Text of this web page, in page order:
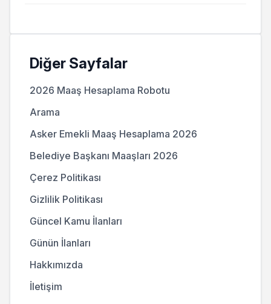
Diğer Sayfalar
2026 Maaş Hesaplama Robotu
Arama
Asker Emekli Maaş Hesaplama 2026
Belediye Başkanı Maaşları 2026
Çerez Politikası
Gizlilik Politikası
Güncel Kamu İlanları
Günün İlanları
Hakkımızda
İletişim